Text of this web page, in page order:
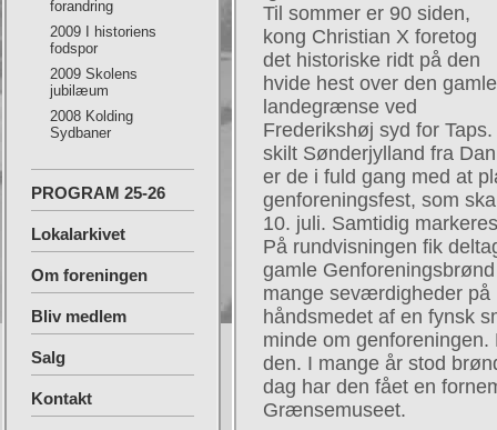
forandring
2009 I historiens
fodspor
2009 Skolens
jubilæum
2008 Kolding
Sydbaner
PROGRAM 25-26
Lokalarkivet
Om foreningen
Bliv medlem
Salg
Kontakt
Til sommer er 90 siden,
kong Christian X foretog
det historiske ridt på den
hvide hest over den gamle
landegrænse ved
Frederikshøj syd for
skilt Sønderjylland fra
er de i fuld gang med at
genforeningsfest, som
10. juli. Samtidig
På rundvisningen fik
gamle
mange seværdigheder på
håndsmedet af en fynsk
minde om
den. I mange år stod
dag har den fået en
Grænsemuseet.